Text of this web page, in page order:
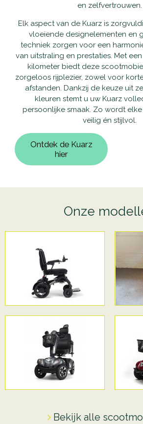
en zelfvertrouwen.
Elk aspect van de Kuarz is
vloeiende designelementen en
techniek zorgen voor een
van uitstraling en prestaties. Met
kilometer biedt deze
zorgeloos rijplezier, zowel voor
afstanden. Dankzij de keuze uit
kleuren stemt u uw Kuarz
persoonlijke smaak. Zo wordt
veilig én stijlvol.
Ontdek de Kuarz
hier
Onze
Bekijk alle